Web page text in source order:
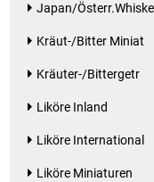
Japan/
Kräut-/Bitter Miniat
Kräuter-/Bittergetr
Liköre Inland
Liköre International
Liköre Miniaturen